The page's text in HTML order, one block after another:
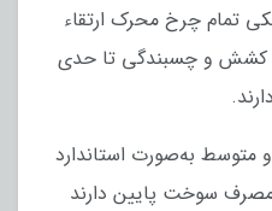
تمام چرخ محرک ارتقاء
کشش و چسبندگی تا حدی
متوسط به‌صورت استاندارد
مصرف سوخت پایین دارند